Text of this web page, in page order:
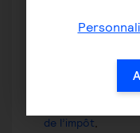
Si vous n’êtes pas
Vous êtes éligible
de l’impôt,